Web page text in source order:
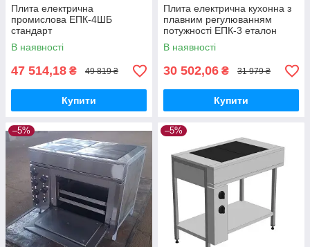
Плита електрична
промислова ЕПК-4ШБ
стандарт
В наявності
47 514,18 ₴ 49 819 ₴
Купити
Плита електрична кухонна з
плавним регулюванням
потужності ЕПК-3 еталон
В наявності
30 502,06 ₴ 31 979 ₴
Купити
–5% –5%